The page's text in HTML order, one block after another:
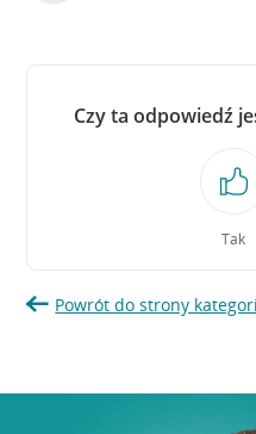
Czy ta odpowiedź
Tak
Powrót do strony